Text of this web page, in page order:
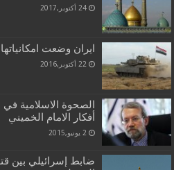
24 أكتوبر,2017
ايران وضعت
22 أكتوبر,2016
الصحوة الاسلامية
أفكار الامام الخميني
2 يونيو,2015
ضابط إسرائيلي بين